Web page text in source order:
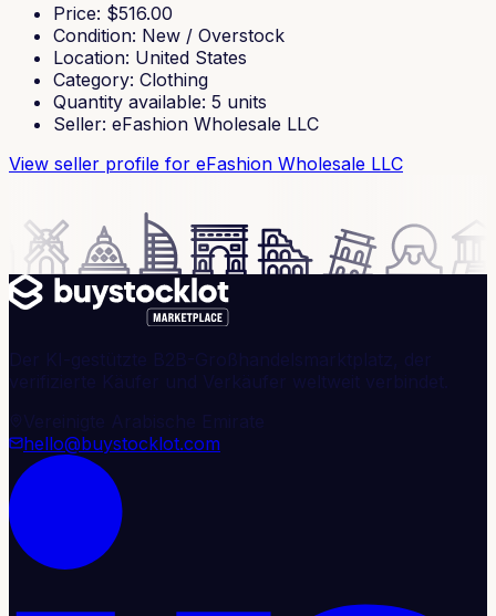
Price: $516.00
Condition: New / Overstock
Location: United States
Category: Clothing
Quantity available: 5 units
Seller: eFashion Wholesale LLC
View seller profile for eFashion Wholesale LLC
Der KI-gestützte B2B-Großhandelsmarktplatz, der
verifizierte Käufer und Verkäufer weltweit verbindet.
Vereinigte Arabische Emirate
hello@buystocklot.com